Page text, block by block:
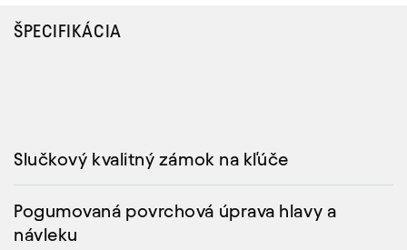
ŠPECIFIKÁCIA
Slučkový kvalitný zámok na kľúče
Pogumovaná povrchová úprava hlavy a
návleku